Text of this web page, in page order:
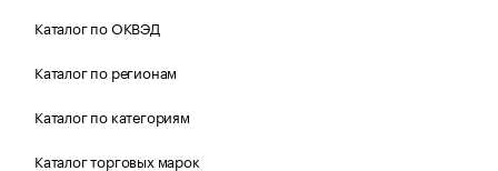
Каталог по ОКВЭД
Каталог по регионам
Каталог по категориям
Каталог торговых марок